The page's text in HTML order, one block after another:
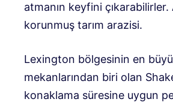
atmanın keyfini çıkarabilirler.
korunmuş tarım arazisi.
Lexington bölgesinin en
mekanlarından biri olan
konaklama süresine uygun